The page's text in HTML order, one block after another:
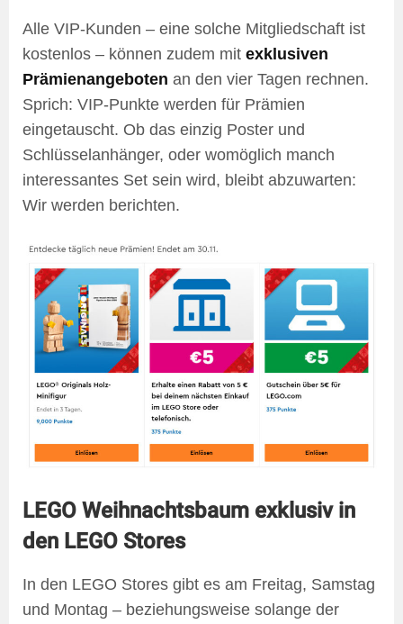
Alle VIP-Kunden – eine solche Mitgliedschaft ist
kostenlos – können zudem mit exklusiven
Prämienangeboten an den vier Tagen rechnen.
Sprich: VIP-Punkte werden für Prämien
eingetauscht. Ob das einzig Poster und
Schlüsselanhänger, oder womöglich manch
interessantes Set sein wird, bleibt abzuwarten:
Wir werden berichten.
LEGO Weihnachtsbaum exklusiv in
den LEGO Stores
In den LEGO Stores gibt es am Freitag, Samstag
und Montag – beziehungsweise solange der